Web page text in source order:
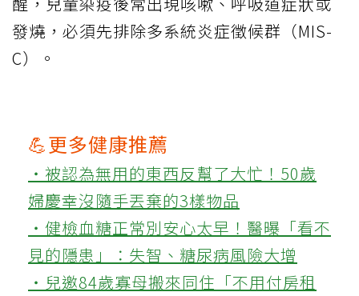
發燒，必須先排除多系統炎症徵候群（MIS-
C）。
💪更多健康推薦
‧被認為無用的東西反幫了大忙！50歲
婦慶幸沒隨手丟棄的3樣物品
‧健檢血糖正常別安心太早！醫曝「看不
見的隱患」：失智、糖尿病風險大增
‧兒邀84歲寡母搬來同住「不用付房租